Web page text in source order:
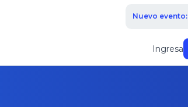
Nuevo evento:
Ingresa